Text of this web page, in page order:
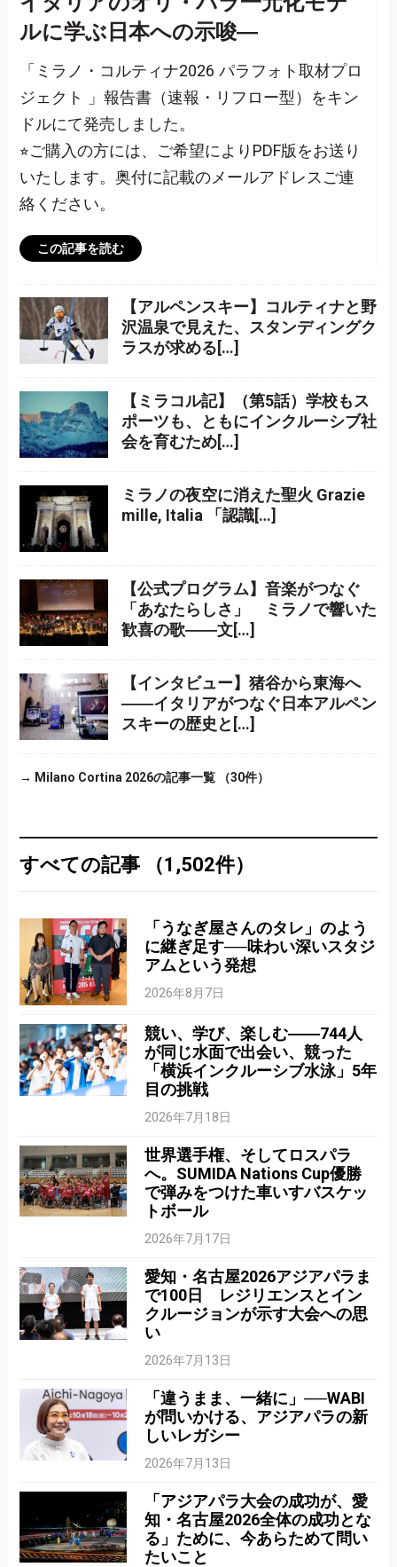
ルに学ぶ日本への示唆―
「ミラノ・コルティナ2026 パラフォト取材プロ
ジェクト 」報告書（速報・リフロー型）をキン
ドルにて発売しました。
⭐︎ご購入の方には、ご希望によりPDF版をお送り
いたします。奥付に記載のメールアドレスご連
絡ください。
この記事を読む
【アルペンスキー】コルティナと野
沢温泉で見えた、スタンディングク
ラスが求める[…]
【ミラコル記】（第5話）学校もス
ポーツも、ともにインクルーシブ社
会を育むため[…]
ミラノの夜空に消えた聖火 Grazie
mille, Italia 「認識[…]
【公式プログラム】音楽がつなぐ
「あなたらしさ」 ミラノで響いた
歓喜の歌――文[…]
【インタビュー】猪谷から東海へ
――イタリアがつなぐ日本アルペン
スキーの歴史と[…]
→ Milano Cortina 2026の記事一覧 （30件）
すべての記事 （1,502件）
「うなぎ屋さんのタレ」のよう
に継ぎ足す──味わい深いスタジ
アムという発想
2026年8月7日
競い、学び、楽しむ――744人
が同じ水面で出会い、競った
「横浜インクルーシブ水泳」5年
目の挑戦
2026年7月18日
世界選手権、そしてロスパラ
へ。SUMIDA Nations Cup優勝
で弾みをつけた車いすバスケッ
トボール
2026年7月17日
愛知・名古屋2026アジアパラま
で100日 レジリエンスとイン
クルージョンが示す大会への思
い
2026年7月13日
「違うまま、一緒に」──WABI
が問いかける、アジアパラの新
しいレガシー
2026年7月13日
「アジアパラ大会の成功が、愛
知・名古屋2026全体の成功とな
る」ために、今あらためて問い
たいこと